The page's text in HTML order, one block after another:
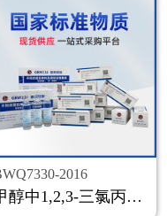
2016
甲醇中1,2,3-三氯丙烷溶液标准物质